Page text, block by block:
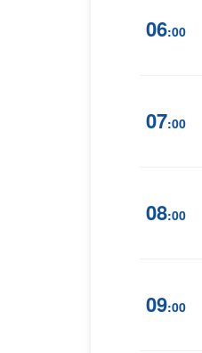
06:00
07:00
08:00
09:00